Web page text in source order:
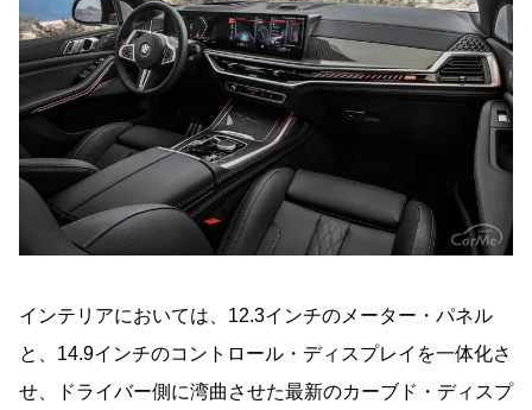
インテリアにおいては、12.3インチのメーター・パネル
と、14.9インチのコントロール・ディスプレイを一体化さ
せ、ドライバー側に湾曲させた最新のカーブド・ディスプ